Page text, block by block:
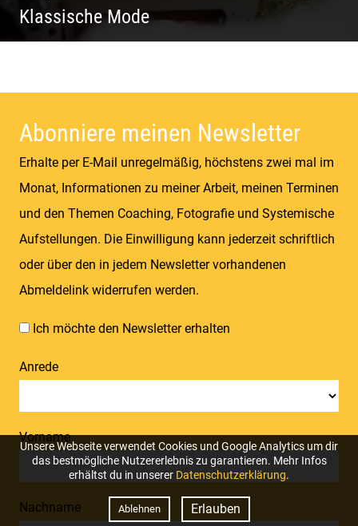
Klassische Mode
Abonniere meinen Newsletter
Erhalte per E-Mail unregelmäßig, höchstens zwei mal im
Monat, Informationen zu meiner Arbeit, meinen Terminen
und den Themen Coaching, Fotografie und Systemische
Aufstellungen. Die Einwilligung kann jederzeit schriftlich
oder über den in jedem Newsletter vorhandenen
Abmeldelink widerrufen werden.
Ich möchte den Newsletter erhalten
Anrede
Vorname
Nachname
Unsere Webseite verwendet Cookies und Google Analytics um dir
das bestmögliche Nutzererlebnis zu garantieren. Mehr Infos
erhältst du in unserer Datenschutzerklärung.
Ablehnen Erlauben